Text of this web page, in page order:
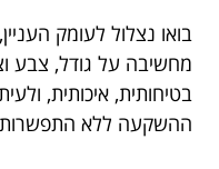
בואו נצלול לעומק
מחשיבה על גודל, צבע
בטיחותית, איכותית,
ההשקעה ללא